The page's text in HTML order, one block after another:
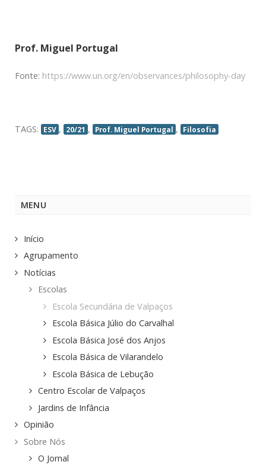
Prof. Miguel Portugal
Fonte: https://www.un.org/en/observances/philosophy-day
TAGS: ESV , 20/21 , Prof. Miguel Portugal , Filosofia
MENU
Início
Agrupamento
Notícias
Escolas
Escola Secundária de Valpaços
Escola Básica Júlio do Carvalhal
Escola Básica José dos Anjos
Escola Básica de Vilarandelo
Escola Básica de Lebução
Centro Escolar de Valpaços
Jardins de Infância
Opinião
Sobre Nós
O Jornal